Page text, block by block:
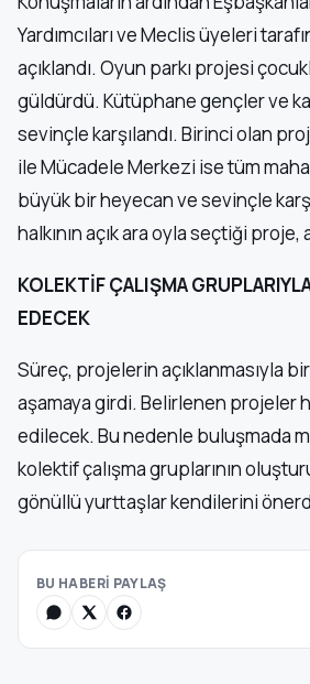
Yardımcıları ve Meclis üyeleri
açıklandı. Oyun parkı projesi
güldürdü. Kütüphane gençler ve
sevinçle karşılandı. Birinci olan
ile Mücadele Merkezi ise tüm
büyük bir heyecan ve sevinçle
halkının açık ara oyla seçtiği proje,
KOLEKTİF ÇALIŞMA
EDECEK
Süreç, projelerin açıklanmasıyla
aşamaya girdi. Belirlenen projeler
edilecek. Bu nedenle buluşmada
kolektif çalışma gruplarının
gönüllü yurttaşlar kendilerini
BU HABERİ PAYLAŞ